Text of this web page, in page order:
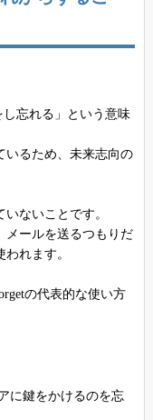
忘れる」という意味
いるため、未来志向の
ないことです。
メールを送るつもりだ
れます。
の代表的な使い方
に鍵をかけるのを忘